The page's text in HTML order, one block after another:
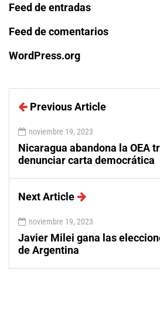
Feed de entradas
Feed de comentarios
WordPress.org
Previous Article
noviembre 19, 2023
Nicaragua abandona la OEA
denunciar carta democrática
Next Article
noviembre 19, 2023
Javier Milei gana las
de Argentina